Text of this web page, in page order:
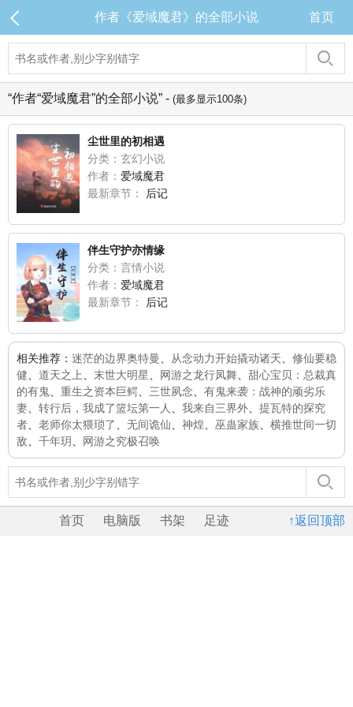
作者《爱域魔君》的全部小说 首页
“作者“爱域魔君”的全部小说” - (最多显示100条)
尘世里的初相遇
分类：玄幻小说
作者： 爱域魔君
最新章节：
后记
伴生守护亦情缘
分类：言情小说
作者： 爱域魔君
最新章节：
后记
相关推荐： 迷茫的边界奥特曼 从念动力开始撬动诸天
修仙要稳
健
道天之上 末世大明星 网游之龙行凤舞
甜心宝贝：总裁真
的有鬼
重生之资本巨鳄 三世夙念
有鬼来袭：战神的顽劣乐
妻
转行后，我成了篮坛第一人 我来自三界外
提瓦特的探究
者
老师你太猥琐了 无间诡仙 神煌 巫蛊家族
横推世间一切
敌
千年玥 网游之究极召唤
↑返回顶部
首页 电脑版 书架 足迹